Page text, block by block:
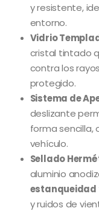
y resistente,
entorno.
Vidrio
cristal tintado
contra los
protegido.
Sistema de
deslizante
forma sencilla,
vehículo.
Sellado
aluminio
y ruidos de